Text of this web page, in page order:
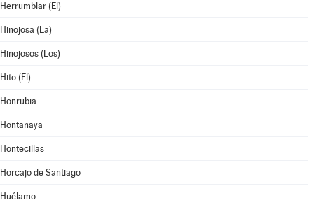
Herrumblar (El)
Hinojosa (La)
Hinojosos (Los)
Hito (El)
Honrubia
Hontanaya
Hontecillas
Horcajo de Santiago
Huélamo